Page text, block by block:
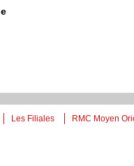
Les Filiales RMC Moyen